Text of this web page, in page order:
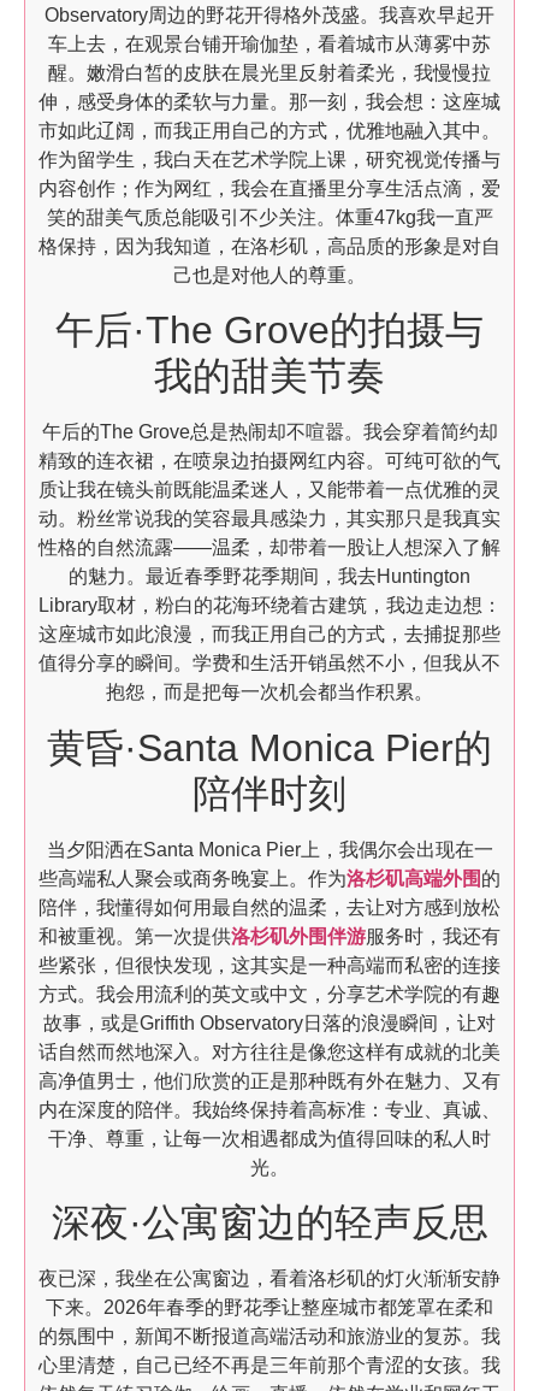
Observatory周边的野花开得格外茂盛。我喜欢早起开
车上去，在观景台铺开瑜伽垫，看着城市从薄雾中苏
醒。嫩滑白皙的皮肤在晨光里反射着柔光，我慢慢拉
伸，感受身体的柔软与力量。那一刻，我会想：这座城
市如此辽阔，而我正用自己的方式，优雅地融入其中。
作为留学生，我白天在艺术学院上课，研究视觉传播与
内容创作；作为网红，我会在直播里分享生活点滴，爱
笑的甜美气质总能吸引不少关注。体重47kg我一直严
格保持，因为我知道，在洛杉矶，高品质的形象是对自
己也是对他人的尊重。
午后·The Grove的拍摄与
我的甜美节奏
午后的The Grove总是热闹却不喧嚣。我会穿着简约却
精致的连衣裙，在喷泉边拍摄网红内容。可纯可欲的气
质让我在镜头前既能温柔迷人，又能带着一点优雅的灵
动。粉丝常说我的笑容最具感染力，其实那只是我真实
性格的自然流露——温柔，却带着一股让人想深入了解
的魅力。最近春季野花季期间，我去Huntington
Library取材，粉白的花海环绕着古建筑，我边走边想：
这座城市如此浪漫，而我正用自己的方式，去捕捉那些
值得分享的瞬间。学费和生活开销虽然不小，但我从不
抱怨，而是把每一次机会都当作积累。
黄昏·Santa Monica Pier的
陪伴时刻
当夕阳洒在Santa Monica Pier上，我偶尔会出现在一
些高端私人聚会或商务晚宴上。作为洛杉矶高端外围 的
陪伴，我懂得如何用最自然的温柔，去让对方感到放松
和被重视。第一次提供洛杉矶外围伴游服务时，我还有
些紧张，但很快发现，这其实是一种高端而私密的连接
方式。我会用流利的英文或中文，分享艺术学院的有趣
故事，或是Griffith Observatory日落的浪漫瞬间，让对
话自然而然地深入。对方往往是像您这样有成就的北美
高净值男士，他们欣赏的正是那种既有外在魅力、又有
内在深度的陪伴。我始终保持着高标准：专业、真诚、
干净、尊重，让每一次相遇都成为值得回味的私人时
光。
深夜·公寓窗边的轻声反思
夜已深，我坐在公寓窗边，看着洛杉矶的灯火渐渐安静
下来。2026年春季的野花季让整座城市都笼罩在柔和
的氛围中，新闻不断报道高端活动和旅游业的复苏。我
心里清楚，自己已经不再是三年前那个青涩的女孩。我